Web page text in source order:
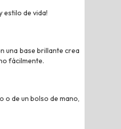
estilo de vida!
una base brillante crea
fácilmente.
o de un bolso de mano,